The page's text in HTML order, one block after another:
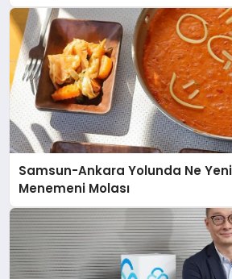
Samsun-Ankara Yolunda Ne
Menemeni Molası